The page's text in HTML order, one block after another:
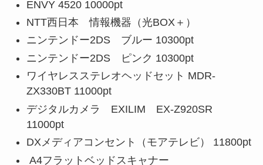
ENVY 4520 10000pt
NTT西日本 情報機器（光BOX＋）
ニンテンドー2DS ブルー 10300pt
ニンテンドー2DS ピンク 10300pt
ワイヤレスステレオヘッドセット MDR-
ZX330BT 11000pt
デジタルカメラ EXILIM EX-Z920SR
11000pt
DXメディアコンセント（モアテレビ） 11800pt
A4フラットベッドスキャナー